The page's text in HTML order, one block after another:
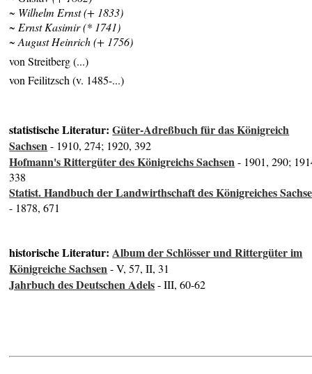
~ Wilhelm Ernst (+ 1833)
~ Ernst Kasimir (* 1741)
~ August Heinrich (+ 1756)
von Streitberg (...)
von Feilitzsch (v. 1485-...)
statistische Literatur:Güter-Adreßbuch für das Königreich
Sachsen- 1910, 274; 1920, 392
Hofmann's Rittergüter des Königreichs Sachsen- 1901, 290;
338
Statist. Handbuch der Landwirthschaft des Königreiches
- 1878, 671
historische Literatur:Album der Schlösser und Rittergüter im
Königreiche Sachsen- V, 57, II, 31
Jahrbuch des Deutschen Adels- III, 60-62